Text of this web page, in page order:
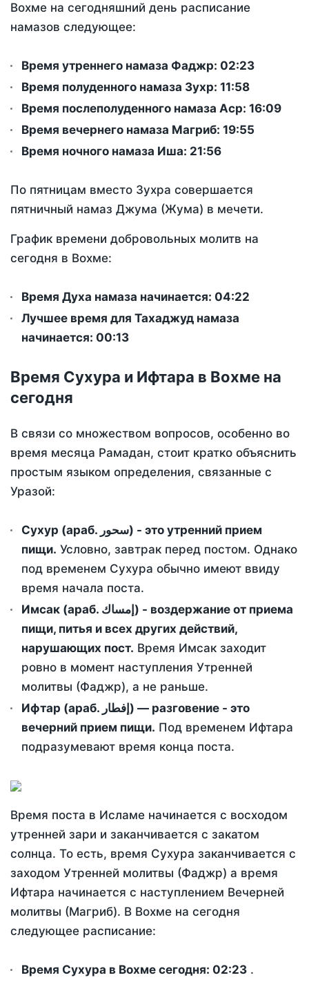
Вохме на сегодняшний день расписание
намазов следующее:
Время утреннего намаза Фаджр: 02:23
Время полуденного намаза Зухр: 11:58
Время послеполуденного намаза Аср: 16:09
Время вечернего намаза Магриб: 19:55
Время ночного намаза Иша: 21:56
По пятницам вместо Зухра совершается
пятничный намаз Джума (Жума) в мечети.
График времени добровольных молитв на
сегодня в Вохме:
Время Духа намаза начинается: 04:22
Лучшее время для Тахаджуд намаза
начинается: 00:13
Время Сухура и Ифтара в Вохме на
сегодня
В связи со множеством вопросов, особенно во
время месяца Рамадан, стоит кратко объяснить
простым языком определения, связанные с
Уразой:
Сухур (араб. سحور) - это утренний прием
пищи. Условно, завтрак перед постом. Однако
под временем Сухура обычно имеют ввиду
время начала поста.
Имсак (араб. إمساك) - воздержание от приема
пищи, питья и всех других действий,
нарушающих пост. Время Имсак заходит
ровно в момент наступления Утренней
молитвы (Фаджр), а не раньше.
Ифтар (араб. إفطار) — разговение - это
вечерний прием пищи. Под временем Ифтара
подразумевают время конца поста.
Время поста в Исламе начинается с восходом
утренней зари и заканчивается с закатом
солнца. То есть, время Сухура заканчивается с
заходом Утренней молитвы (Фаджр) а время
Ифтара начинается с наступлением Вечерней
молитвы (Магриб). В Вохме на сегодня
следующее расписание:
Время Сухура в Вохме сегодня: 02:23 .